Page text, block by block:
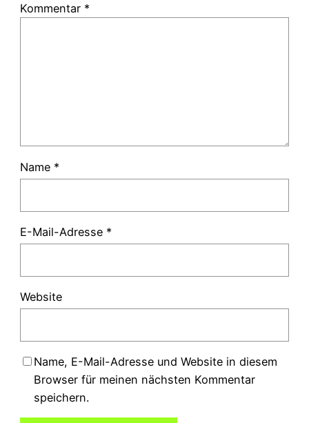
Kommentar *
Name *
E-Mail-Adresse *
Website
Name, E-Mail-Adresse und Website in diesem
Browser für meinen nächsten Kommentar
speichern.